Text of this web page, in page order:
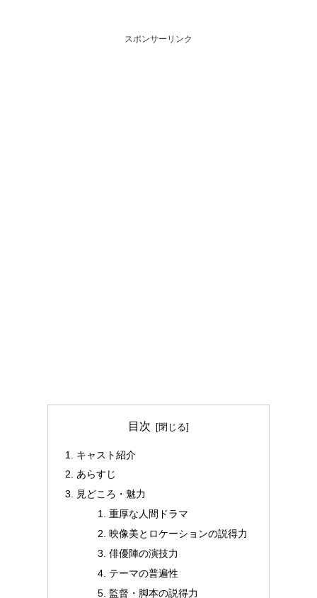
スポンサーリンク
目次
キャスト紹介
あらすじ
見どころ・魅力
重厚な人間ドラマ
映像美とロケーションの説得力
俳優陣の演技力
テーマの普遍性
監督・脚本の説得力